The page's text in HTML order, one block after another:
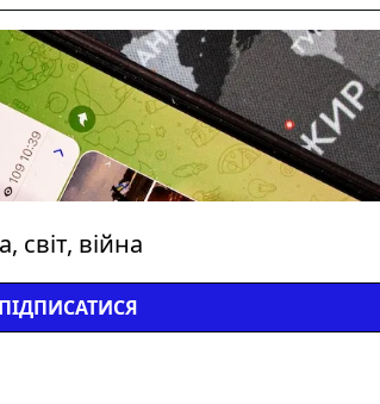
світ, війна
ПІДПИСАТИСЯ